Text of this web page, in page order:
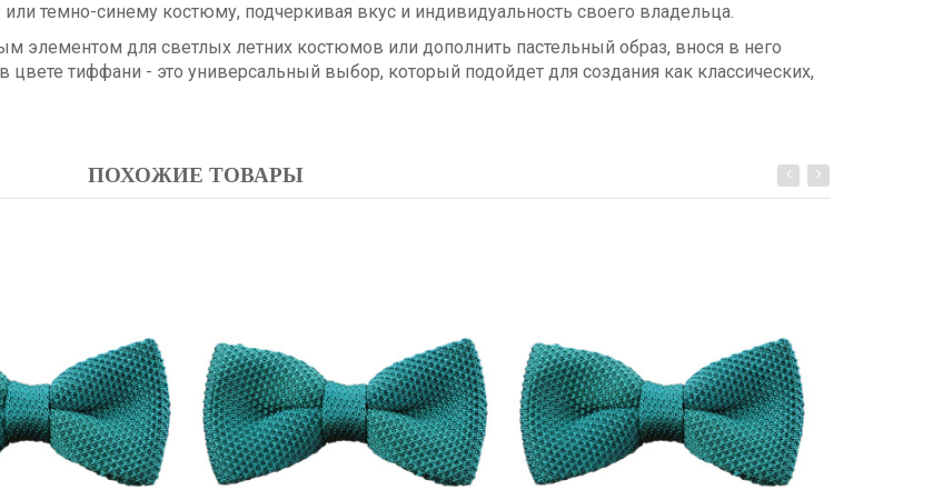
темно-синему костюму, подчеркивая вкус и индивидуальность своего владельца.
элементом для светлых летних костюмов или дополнить пастельный образ, внося в него
цвете тиффани - это универсальный выбор, который подойдет для создания как классических,
ПОХОЖИЕ ТОВАРЫ